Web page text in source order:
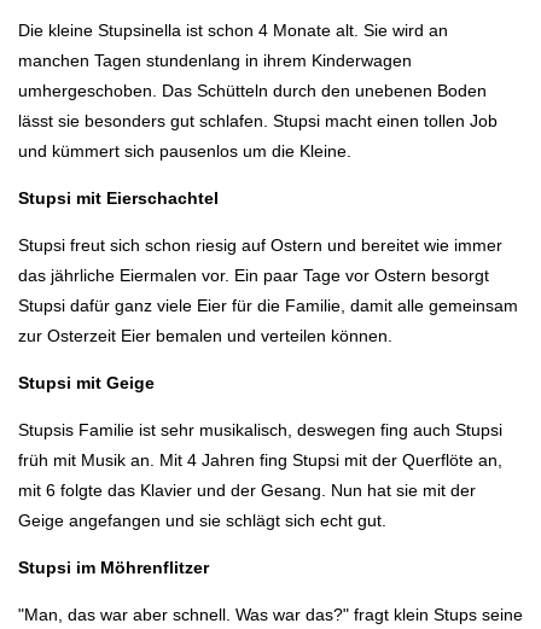
Die kleine Stupsinella ist schon 4 Monate alt. Sie wird an
manchen Tagen stundenlang in ihrem Kinderwagen
umhergeschoben. Das Schütteln durch den unebenen Boden
lässt sie besonders gut schlafen. Stupsi macht einen tollen Job
und kümmert sich pausenlos um die Kleine.
Stupsi mit Eierschachtel
Stupsi freut sich schon riesig auf Ostern und bereitet wie immer
das jährliche Eiermalen vor. Ein paar Tage vor Ostern besorgt
Stupsi dafür ganz viele Eier für die Familie, damit alle gemeinsam
zur Osterzeit Eier bemalen und verteilen können.
Stupsi mit Geige
Stupsis Familie ist sehr musikalisch, deswegen fing auch Stupsi
früh mit Musik an. Mit 4 Jahren fing Stupsi mit der Querflöte an,
mit 6 folgte das Klavier und der Gesang. Nun hat sie mit der
Geige angefangen und sie schlägt sich echt gut.
Stupsi im Möhrenflitzer
"Man, das war aber schnell. Was war das?" fragt klein Stups seine